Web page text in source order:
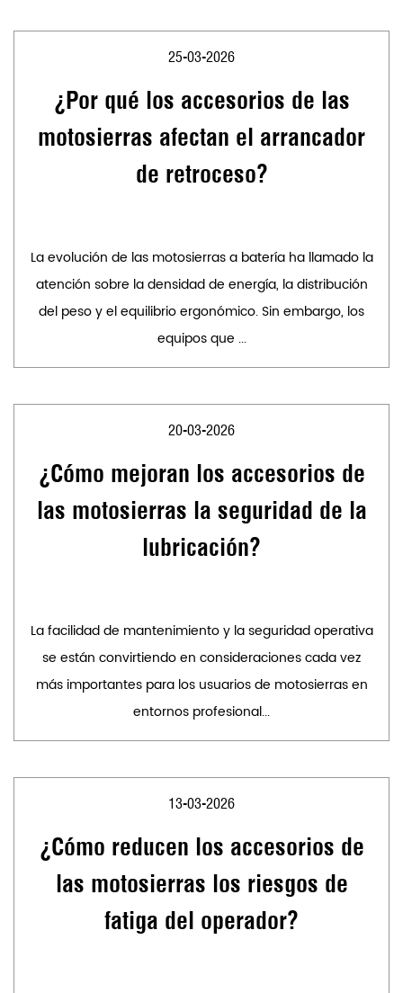
25-03-2026
¿Por qué los accesorios de las
motosierras afectan el arrancador
de retroceso?
La evolución de las motosierras a batería ha llamado la
atención sobre la densidad de energía, la distribución
del peso y el equilibrio ergonómico. Sin embargo, los
equipos que ...
20-03-2026
¿Cómo mejoran los accesorios de
las motosierras la seguridad de la
lubricación?
La facilidad de mantenimiento y la seguridad operativa
se están convirtiendo en consideraciones cada vez
más importantes para los usuarios de motosierras en
entornos profesional...
13-03-2026
¿Cómo reducen los accesorios de
las motosierras los riesgos de
fatiga del operador?